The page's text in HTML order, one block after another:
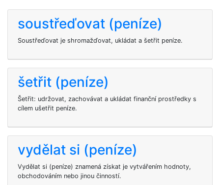
soustřeďovat (peníze)
Soustřeďovat je shromažďovat, ukládat a šetřit peníze.
šetřit (peníze)
Šetřit: udržovat, zachovávat a ukládat finanční prostředky s
cílem ušetřit peníze.
vydělat si (peníze)
Vydělat si (peníze) znamená získat je vytvářením hodnoty,
obchodováním nebo jinou činností.